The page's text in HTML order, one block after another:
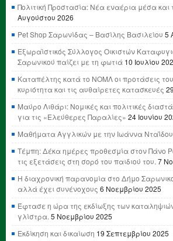
Πολιτική Προστασία: Νέα εναέρια μέσα και
Αυγούστου 2026
Pet Shop Σαρωνίδας – Βασίλης Βασιλείου 5
Εξωραϊστικός Σύλλογος Οικιστών
Σαρωνικού παίζει με τη φωτιά 10 Ιουλίου
Καταπέλτης κατά το ΝΟΜΛ οι προτάσεις
κυριότητα και τις αυθαίρετες κατασκευές
Μαύρο Λιθάρι: Νομικές και πολιτικές
για τις «Ελεύθερες Παραλίες» 24 Ιουνίου
Μαθήματα Αγγλικών με την Ιωάννα Νταΐδου
Τέμπη: Δέκα ημέρες προθεσμία στον Πάνο
τις εξετάσεις στη σορό του παιδιού του.7
Η διαχρονική παρανομία στο Δήμο
αλλά έχει συνένοχους 6 Νοεμβρίου 2025
Έφτασε η ώρα της εκδίωξης των
γλίστρα.5 Νοεμβρίου 2025
Εκδίκηση και δικαίωση 19 Σεπτεμβρίου 2025